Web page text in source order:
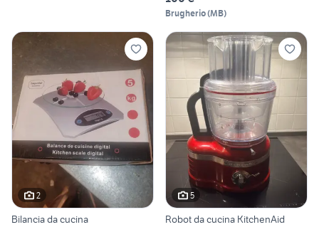
Brugherio(MB)
2
Bilancia da cucina
5
Robot da cucina KitchenAid